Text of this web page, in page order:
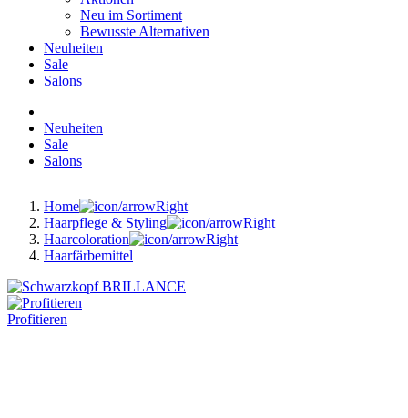
Neu im Sortiment
Bewusste Alternativen
Neuheiten
Sale
Salons
Neuheiten
Sale
Salons
Home
Haarpflege & Styling
Haarcoloration
Haarfärbemittel
Profitieren